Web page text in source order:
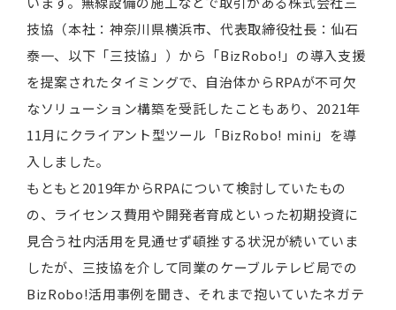
技協（本社：神奈川県横浜市、代表取締役社長：仙石
泰一、以下「三技協」）から「BizRobo!」の導入支援
を提案されたタイミングで、自治体からRPAが不可欠
なソリューション構築を受託したこともあり、2021年
11月にクライアント型ツール「BizRobo! mini」を導
入しました。
もともと2019年からRPAについて検討していたもの
の、ライセンス費用や開発者育成といった初期投資に
見合う社内活用を見通せず頓挫する状況が続いていま
したが、三技協を介して同業のケーブルテレビ局での
BizRobo!活用事例を聞き、それまで抱いていたネガテ